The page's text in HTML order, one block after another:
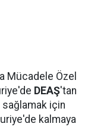
Mücadele Özel
DEAŞ'tan
sağlamak için
kalmaya